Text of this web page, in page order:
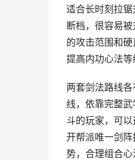
适合长时刻拉
断档，很容易
的攻击范围和
提高内功心法等
两套剑法路线
线，依靠完整
斗的玩家，可
开帮派唯一剑
势，合理组合心